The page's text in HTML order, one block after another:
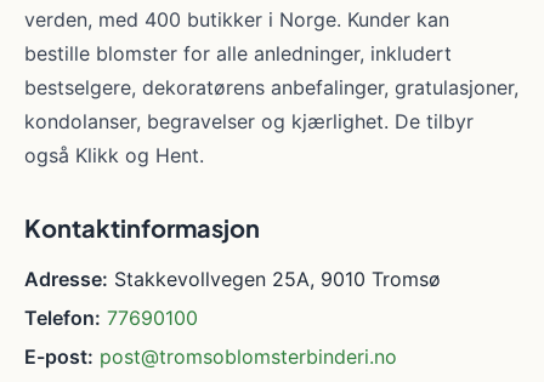
verden, med 400 butikker i Norge. Kunder kan
bestille blomster for alle anledninger, inkludert
bestselgere, dekoratørens anbefalinger, gratulasjoner,
kondolanser, begravelser og kjærlighet. De tilbyr
også Klikk og Hent.
Kontaktinformasjon
Adresse: Stakkevollvegen 25A, 9010 Tromsø
Telefon: 77690100
E-post: post@tromsoblomsterbinderi.no